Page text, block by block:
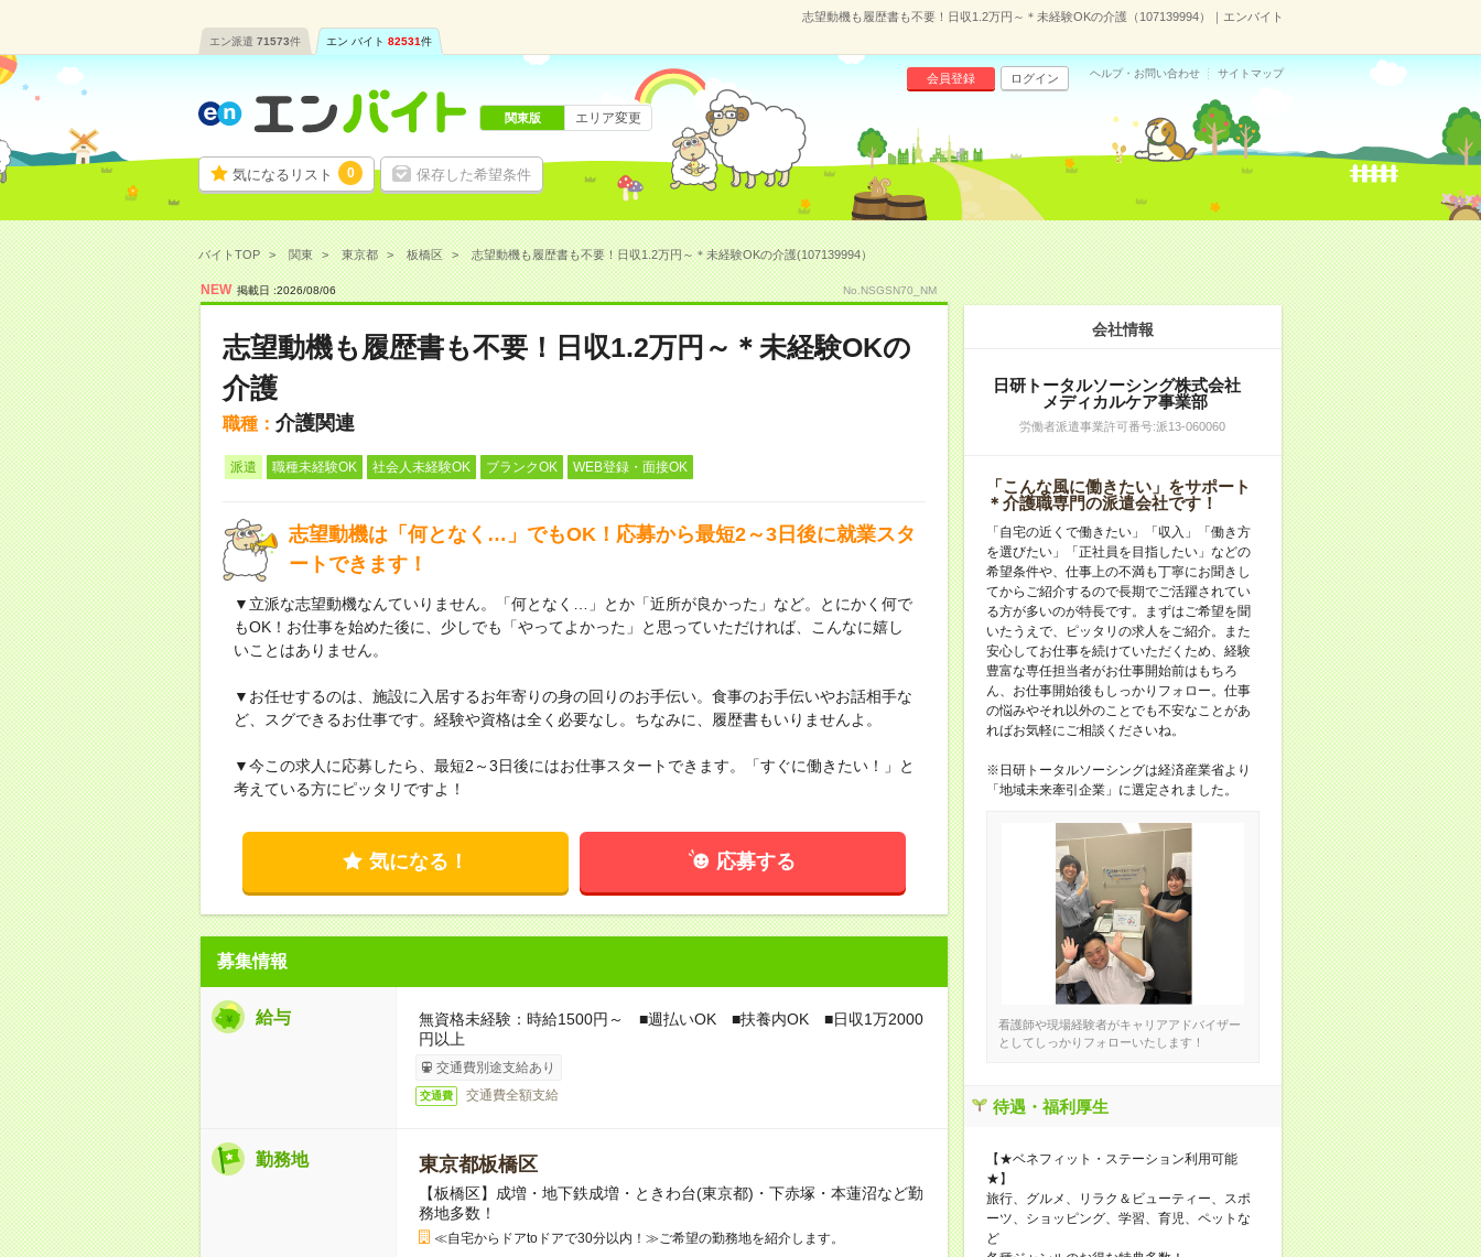
志望動機も履歴書も不要！日収1.2万円～＊未経験OKの介護（107139994）｜エンバイト
エン派遣 71573件 エン バイト 82531件
気になるリスト 0 保存した希望条件
会員登録 ログイン ヘルプ・お問い合わせ サイトマップ
関東版 エリア変更
バイトTOP 関東 東京都 板橋区 志望動機も履歴書も不要！日収1.2万円～＊未経験OKの介護(107139994）
NEW 掲載日 :2026/08/06 No.NSGSN70_NM
志望動機も履歴書も不要！日収1.2万円～＊未経験OKの
介護
職種： 介護関連
派遣 職種未経験OK 社会人未経験OK ブランクOK WEB登録・面接OK
志望動機は「何となく…」でもOK！応募から最短2～3日後に就業スタ
ートできます！
▼立派な志望動機なんていりません。「何となく…」とか「近所が良かった」など。とにかく何で
もOK！お仕事を始めた後に、少しでも「やってよかった」と思っていただければ、こんなに嬉し
いことはありません。
▼お任せするのは、施設に入居するお年寄りの身の回りのお手伝い。食事のお手伝いやお話相手な
ど、スグできるお仕事です。経験や資格は全く必要なし。ちなみに、履歴書もいりませんよ。
▼今この求人に応募したら、最短2～3日後にはお仕事スタートできます。「すぐに働きたい！」と
考えている方にピッタリですよ！
気になる！ 応募する
募集情報
給与
無資格未経験：時給1500円～ ■週払いOK ■扶養内OK ■日収1万2000
円以上
交通費別途支給あり
交通費 交通費全額支給
勤務地 東京都板橋区
【板橋区】成増・地下鉄成増・ときわ台(東京都)・下赤塚・本蓮沼など勤
務地多数！
≪自宅からドアtoドアで30分以内！≫ご希望の勤務地を紹介します。
会社情報
日研トータルソーシング株式会社
メディカルケア事業部
労働者派遣事業許可番号:派13-060060
「こんな風に働きたい」をサポート
＊介護職専門の派遣会社です！
「自宅の近くで働きたい」「収入」「働き方
を選びたい」「正社員を目指したい」などの
希望条件や、仕事上の不満も丁寧にお聞きし
てからご紹介するので長期でご活躍されてい
る方が多いのが特長です。まずはご希望を聞
いたうえで、ピッタリの求人をご紹介。また
安心してお仕事を続けていただくため、経験
豊富な専任担当者がお仕事開始前はもちろ
ん、お仕事開始後もしっかりフォロー。仕事
の悩みやそれ以外のことでも不安なことがあ
ればお気軽にご相談くださいね。
※日研トータルソーシングは経済産業省より
「地域未来牽引企業」に選定されました。
看護師や現場経験者がキャリアアドバイザー
としてしっかりフォローいたします！
待遇・福利厚生
【★ベネフィット・ステーション利用可能
★】
旅行、グルメ、リラク＆ビューティー、スポ
ーツ、ショッピング、学習、育児、ペットな
ど